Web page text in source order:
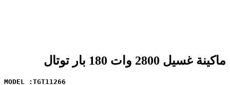
ماكينة غسيل 2800 وات 180 بار توتال